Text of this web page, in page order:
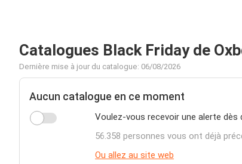
Catalogues Black Friday de
Dernière mise à jour du catalogue: 06/08/2026
Aucun catalogue en ce moment
Voulez-vous recevoir une alerte dès
56.358 personnes vous ont déjà
Ou allez au site web